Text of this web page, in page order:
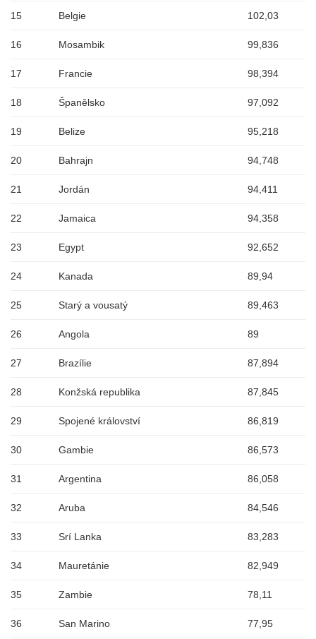
15 Belgie 102,03
16 Mosambik 99,836
17 Francie 98,394
18 Španělsko 97,092
19 Belize 95,218
20 Bahrajn 94,748
21 Jordán 94,411
22 Jamaica 94,358
23 Egypt 92,652
24 Kanada 89,94
25 Starý a vousatý 89,463
26 Angola 89
27 Brazílie 87,894
28 Konžská republika 87,845
29 Spojené království 86,819
30 Gambie 86,573
31 Argentina 86,058
32 Aruba 84,546
33 Srí Lanka 83,283
34 Mauretánie 82,949
35 Zambie 78,11
36 San Marino 77,95